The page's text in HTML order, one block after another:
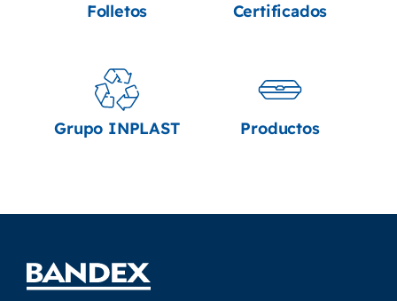
Folletos Certificados
Grupo INPLAST Productos